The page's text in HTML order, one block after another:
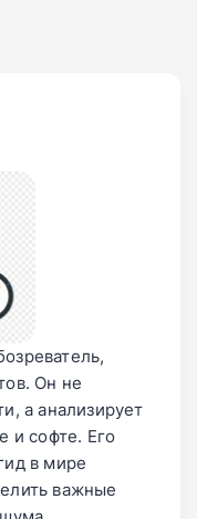
Он не
а анализирует
и софте. Его
в мире
важные